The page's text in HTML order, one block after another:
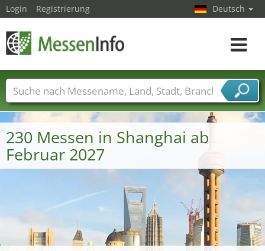
230 Messen in Shanghai ab
Februar 2027
Login Registrierung Deutsch
Toggle
Messenamen Länder Städte
Branchen
Dienstleisterbranchen